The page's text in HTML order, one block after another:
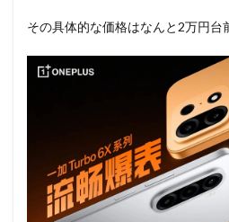
その具体的な価格はなんと2万円台